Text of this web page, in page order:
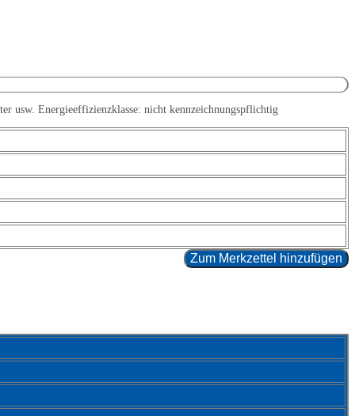
usw. Energieeffizienzklasse: nicht kennzeichnungspflichtig
Zum Merkzettel hinzufügen